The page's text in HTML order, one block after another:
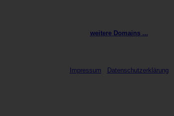
weitere Domains ...
Impressum Datenschutzerklärung